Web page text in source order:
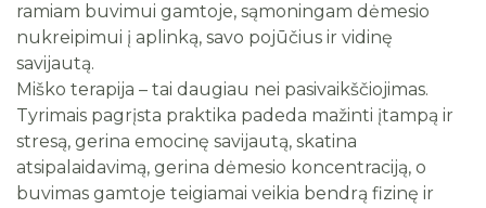
ramiam buvimui gamtoje, sąmoningam dėmesio
nukreipimui į aplinką, savo pojūčius ir vidinę
savijautą.
Miško terapija – tai daugiau nei pasivaikščiojimas.
Tyrimais pagrįsta praktika padeda mažinti įtampą ir
stresą, gerina emocinę savijautą, skatina
atsipalaidavimą, gerina dėmesio koncentraciją, o
buvimas gamtoje teigiamai veikia bendrą fizinę ir